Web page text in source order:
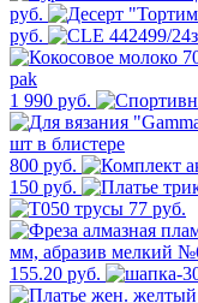
руб.
руб.
1 990 руб.
800 руб.
150 руб.
77 руб.
155.20 руб.